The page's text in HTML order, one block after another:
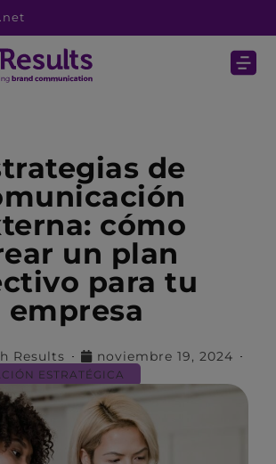
de
cómo
un plan
para tu
empresa
Results noviembre 19, 2024
ESTRATÉGICA